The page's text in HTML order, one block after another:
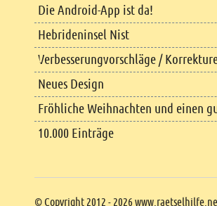
Copyright
© Copyright 2012 - 2026
Die Android-App ist da!
Hebrideninsel Nist
Verbesserungvorschläge /
Neues Design
Fröhliche Weihnachten und einen
10.000 Einträge